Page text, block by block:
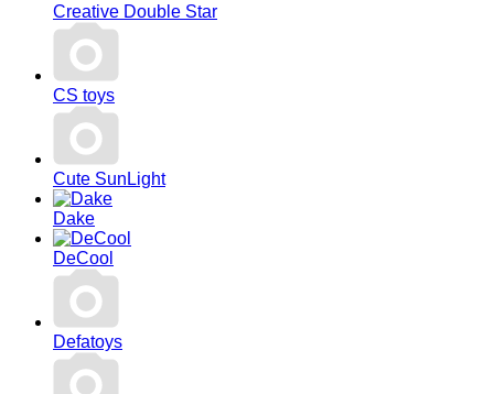
Creative Double Star
CS toys
Cute SunLight
Dake
DeCool
Defatoys